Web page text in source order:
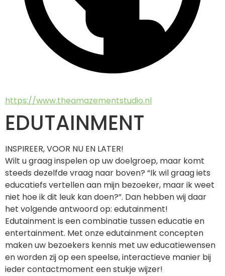
https://www.theamazementstudio.nl
EDUTAINMENT
INSPIREER, VOOR NU EN LATER!
Wilt u graag inspelen op uw doelgroep, maar komt
steeds dezelfde vraag naar boven? “Ik wil graag iets
educatiefs vertellen aan mijn bezoeker, maar ik weet
niet hoe ik dit leuk kan doen?”. Dan hebben wij daar
het volgende antwoord op: edutainment!
Edutainment is een combinatie tussen educatie en
entertainment. Met onze edutainment concepten
maken uw bezoekers kennis met uw educatiewensen
en worden zij op een speelse, interactieve manier bij
ieder contactmoment een stukje wijzer!